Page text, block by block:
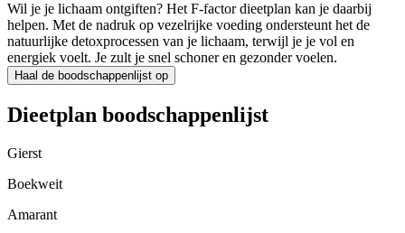
Wil je je lichaam ontgiften? Het F-factor dieetplan kan je daarbij
helpen. Met de nadruk op vezelrijke voeding ondersteunt het de
natuurlijke detoxprocessen van je lichaam, terwijl je je vol en
energiek voelt. Je zult je snel schoner en gezonder voelen.
Haal de boodschappenlijst op
Dieetplan boodschappenlijst
Gierst
Boekweit
Amarant